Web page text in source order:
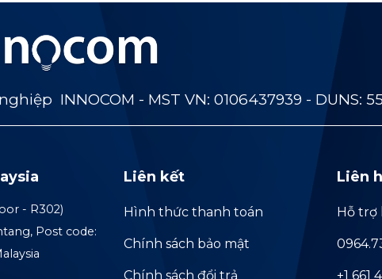
INNOCOM - MST VN: 0106437939 - DUNS:
- R302)
Post code:
Liên kết
Hình thức thanh toán
Chính sách bảo mật
Chính sách đổi trả
Liên
Hỗ trợ
+1 661